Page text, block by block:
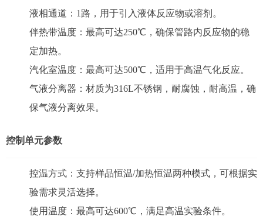
液相通道：1路，用于引入液体反应物或溶剂。
伴热带温度：最高可达250℃，确保管路内反应物的稳
定加热。
汽化室温度：最高可达500℃，适用于高温气化反应。
气液分离器：材质为316L不锈钢，耐腐蚀，耐高温，确
保气液分离效果。
控制单元参数
控温方式：支持样品恒温/加热恒温两种模式，可根据实
验需求灵活选择。
使用温度：最高可达600℃，满足高温实验条件。